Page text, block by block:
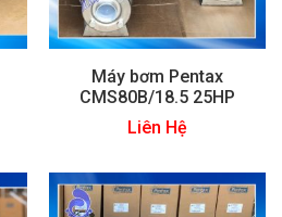
Máy bơm Pentax
CMS80B/18.5 25HP
Liên Hệ